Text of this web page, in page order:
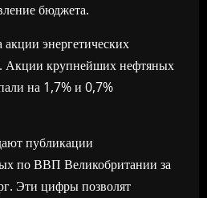
бюджета.
энергетических
Акции крупнейших нефтяных
на 1,7% и 0,7%
публикации
по ВВП Великобритании за
Эти цифры позволят